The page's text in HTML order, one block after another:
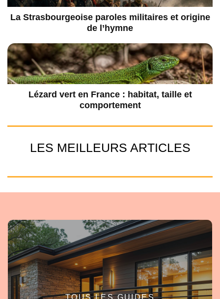
La Strasbourgeoise paroles militaires et origine
de l’hymne
Lézard vert en France : habitat, taille et
comportement
LES MEILLEURS ARTICLES
TOUS LES GUIDES